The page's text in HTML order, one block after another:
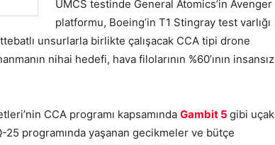
UMCS testinde General Atomics’in Avenger
platformu, Boeing’in T1 Stingray test varlığı
unsurlarla birlikte çalışacak CCA tipi drone
nihai hedefi, hava filolarının %60’ının insansız
CCA programı kapsamında Gambit 5 gibi uçak
programında yaşanan gecikmeler ve bütçe